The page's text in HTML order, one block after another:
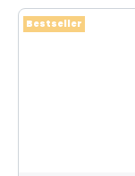
Bestseller